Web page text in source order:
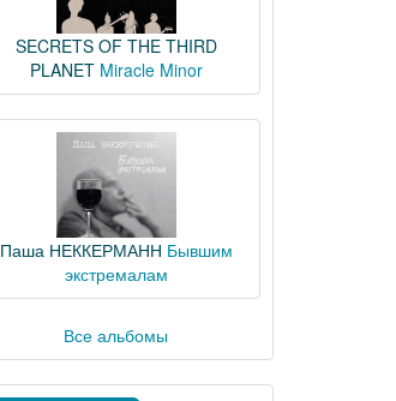
SECRETS OF THE THIRD
PLANET Miracle Minor
Паша НЕККЕРМАНН Бывшим
экстремалам
Все альбомы